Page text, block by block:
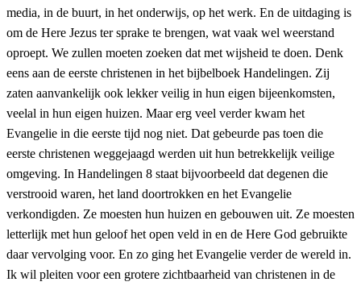
media, in de buurt, in het onderwijs, op het werk. En de uitdaging is
om de Here Jezus ter sprake te brengen, wat vaak wel weerstand
oproept. We zullen moeten zoeken dat met wijsheid te doen. Denk
eens aan de eerste christenen in het bijbelboek Handelingen. Zij
zaten aanvankelijk ook lekker veilig in hun eigen bijeenkomsten,
veelal in hun eigen huizen. Maar erg veel verder kwam het
Evangelie in die eerste tijd nog niet. Dat gebeurde pas toen die
eerste christenen weggejaagd werden uit hun betrekkelijk veilige
omgeving. In Handelingen 8 staat bijvoorbeeld dat degenen die
verstrooid waren, het land doortrokken en het Evangelie
verkondigden. Ze moesten hun huizen en gebouwen uit. Ze moesten
letterlijk met hun geloof het open veld in en de Here God gebruikte
daar vervolging voor. En zo ging het Evangelie verder de wereld in.
Ik wil pleiten voor een grotere zichtbaarheid van christenen in de